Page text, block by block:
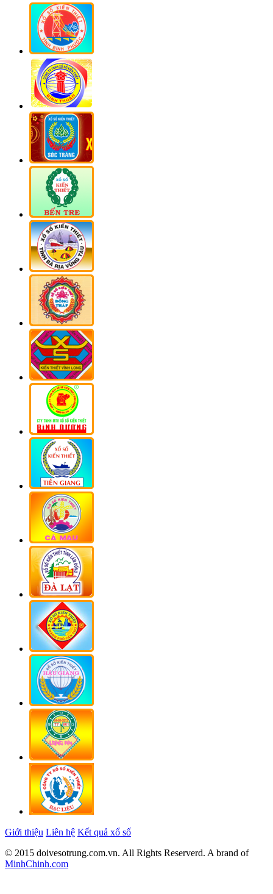
Giới thiệu Liên hệ Kết quả xổ số
© 2015 doivesotrung.com.vn. All Rights Reserverd. A brand of
MinhChinh.com